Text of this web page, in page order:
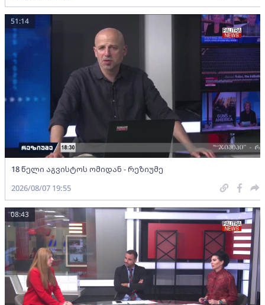
18 წელი აგვისტოს ომიდან - რეზიუმე
51:14
2026/08/07 19:55
08:43